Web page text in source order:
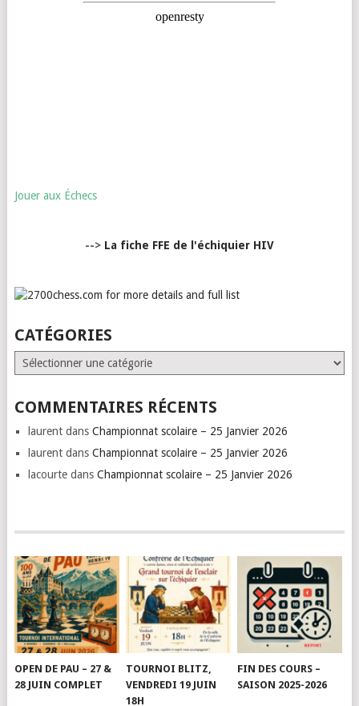
Jouer aux Échecs
--> La fiche FFE de l'échiquier HIV
CATÉGORIES
Catégories
COMMENTAIRES RÉCENTS
laurentdans Championnat scolaire – 25 Janvier 2026
laurentdans Championnat scolaire – 25 Janvier 2026
lacourtedans Championnat scolaire – 25 Janvier 2026
OPEN DE PAU – 27 &
28 JUIN COMPLET
TOURNOI BLITZ,
VENDREDI 19 JUIN
18H
FIN DES COURS –
SAISON 2025-2026